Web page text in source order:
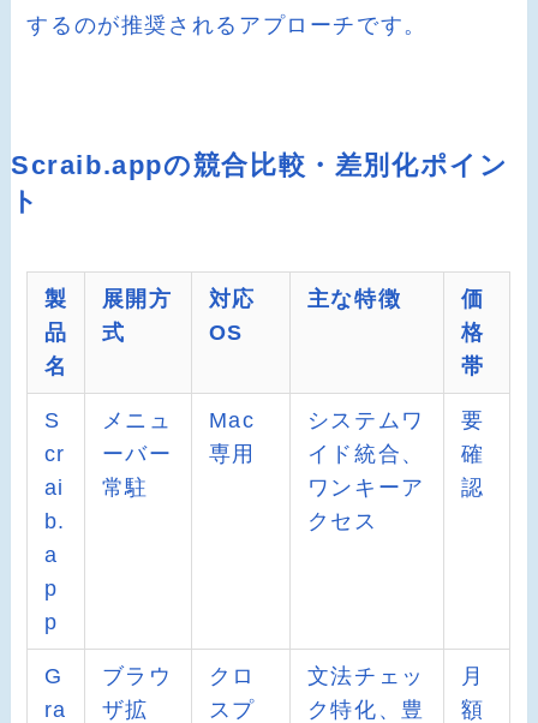
するのが推奨されるアプローチです。
Scraib.appの競合比較・差別化ポイン
ト
製
品
名
展開方
式
対応
OS
主な特徴
価
格
帯
S
cr
ai
b.
a
p
p
メニュ
ーバー
常駐
Mac
専用
システムワ
イド統合、
ワンキーア
クセス
要
確
認
G
ra
ブラウ
ザ拡
クロ
スプ
文法チェッ
ク特化、豊
月
額